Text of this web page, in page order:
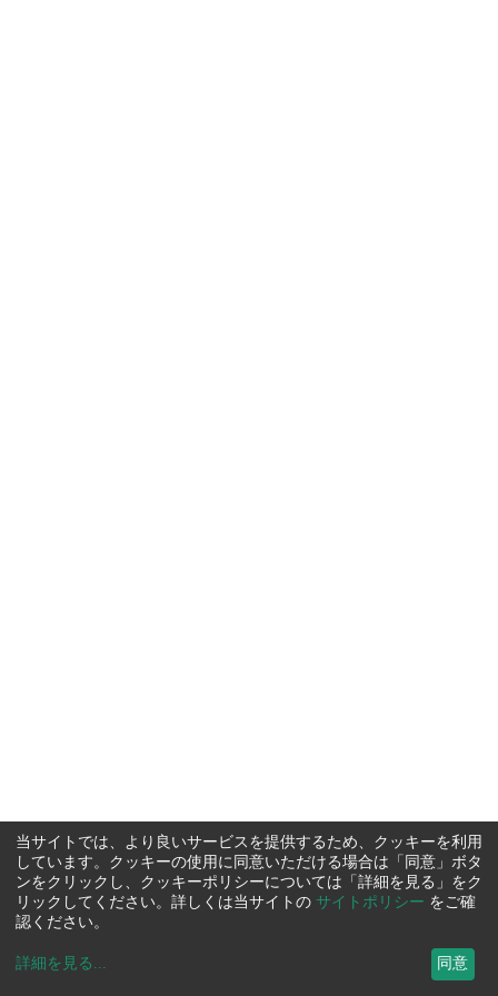
当サイトでは、より良いサービスを提供するため、クッキーを利用
しています。クッキーの使用に同意いただける場合は「同意」ボタ
ンをクリックし、クッキーポリシーについては「詳細を見る」をク
リックしてください。詳しくは当サイトの サイトポリシー をご確
認ください。
詳細を見る ... 同意